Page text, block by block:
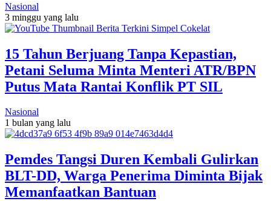
Nasional
3 minggu yang lalu
15 Tahun Berjuang Tanpa Kepastian,
Petani Seluma Minta Menteri ATR/BPN
Putus Mata Rantai Konflik PT SIL
Nasional
1 bulan yang lalu
Pemdes Tangsi Duren Kembali Gulirkan
BLT-DD, Warga Penerima Diminta Bijak
Memanfaatkan Bantuan